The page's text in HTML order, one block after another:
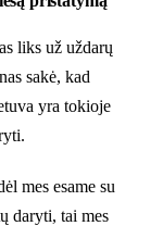
liks už uždarų
sakė, kad
yra tokioje
mes esame su
daryti, tai mes